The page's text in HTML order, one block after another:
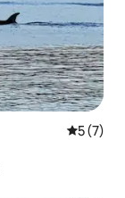
Միջին
5 (7)